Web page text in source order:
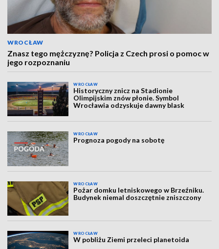
WROCŁAW
Znasz tego mężczyznę? Policja z Czech prosi o pomoc w
jego rozpoznaniu
WROCŁAW
Historyczny znicz na Stadionie
Olimpijskim znów płonie. Symbol
Wrocławia odzyskuje dawny blask
WROCŁAW
Prognoza pogody na sobotę
WROCŁAW
Pożar domku letniskowego w Brzeźniku.
Budynek niemal doszczętnie zniszczony
WROCŁAW
W pobliżu Ziemi przeleci planetoida